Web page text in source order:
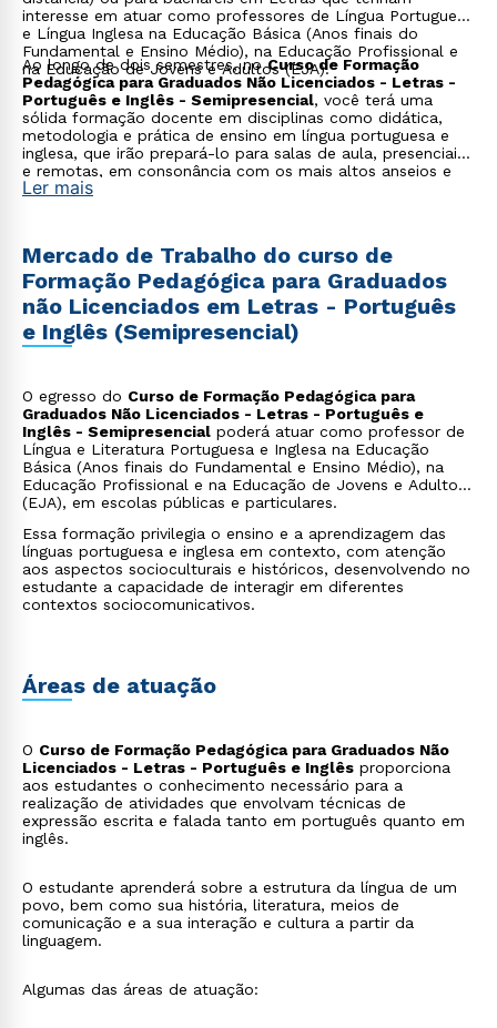
interesse em atuar como professores de Língua Portuguesa
e Língua Inglesa na Educação Básica (Anos finais do
Fundamental e Ensino Médio), na Educação Profissional e
na Educação de Jovens e Adultos (EJA).
Ao longo de dois semestres, noCurso de Formação
Pedagógica para Graduados Não Licenciados - Letras -
Português e Inglês - Semipresencial, você terá uma
sólida formação docente em disciplinas como didática,
metodologia e prática de ensino em língua portuguesa e
inglesa, que irão prepará-lo para salas de aula, presenciais
e remotas, em consonância com os mais altos anseios e
compromissos da nossa instituição.
Ler mais
Mercado de Trabalho do curso de
Formação Pedagógica para Graduados
não Licenciados em Letras - Português
e Inglês (Semipresencial)
O egresso do Curso de Formação Pedagógica para
Graduados Não Licenciados - Letras - Português e
Inglês - Semipresencial poderá atuar como professor de
Língua e Literatura Portuguesa e Inglesa na Educação
Básica (Anos finais do Fundamental e Ensino Médio), na
Educação Profissional e na Educação de Jovens e Adultos
(EJA), em escolas públicas e particulares.
Essa formação privilegia o ensino e a aprendizagem das
línguas portuguesa e inglesa em contexto, com atenção
aos aspectos socioculturais e históricos, desenvolvendo no
estudante a capacidade de interagir em diferentes
contextos sociocomunicativos.
Áreas de atuação
O Curso de Formação Pedagógica para Graduados Não
Licenciados - Letras - Português e Inglês proporciona
aos estudantes o conhecimento necessário para a
realização de atividades que envolvam técnicas de
expressão escrita e falada tanto em português quanto em
inglês.
O estudante aprenderá sobre a estrutura da língua de um
povo, bem como sua história, literatura, meios de
comunicação e a sua interação e cultura a partir da
linguagem.
Algumas das áreas de atuação: